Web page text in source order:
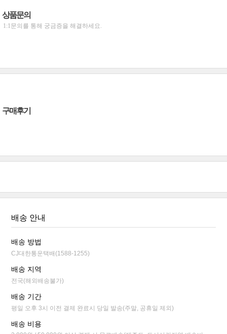
상품문의
1:1문의를 통해 궁금증을 해결하세요.
구매후기
배송 안내
배송 방법
CJ대한통운택배(1588-1255)
배송 지역
전국(해외배송불가)
배송 기간
평일 오후 3시 이전 결제 완료시 당일 발송(주말, 공휴일 제외)
배송 비용